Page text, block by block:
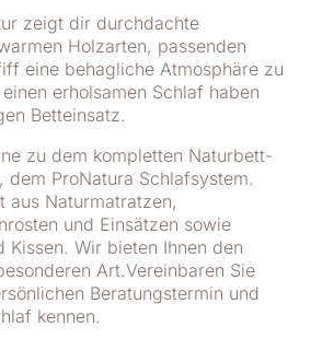
zeigt dir durchdachte
Holzarten, passenden
eine behagliche Atmosphäre zu
erholsamen Schlaf haben
Betteinsatz.
zu dem kompletten Naturbett-
dem ProNatura Schlafsystem.
aus Naturmatratzen,
und Einsätzen sowie
Kissen. Wir bieten Ihnen den
Art.Vereinbaren Sie
Beratungstermin und
kennen.